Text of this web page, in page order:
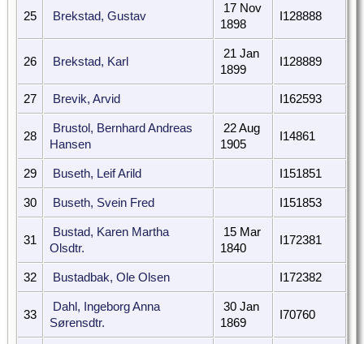
25 Brekstad, Gustav
17 Nov
1898
I128888
26 Brekstad, Karl
21 Jan
1899
I128889
27 Brevik, Arvid I162593
28
Brustol, Bernhard Andreas
Hansen
22 Aug
1905
I14861
29 Buseth, Leif Arild I151851
30 Buseth, Svein Fred I151853
31
Bustad, Karen Martha
Olsdtr.
15 Mar
1840
I172381
32 Bustadbak, Ole Olsen I172382
33
Dahl, Ingeborg Anna
Sørensdtr.
30 Jan
1869
I70760